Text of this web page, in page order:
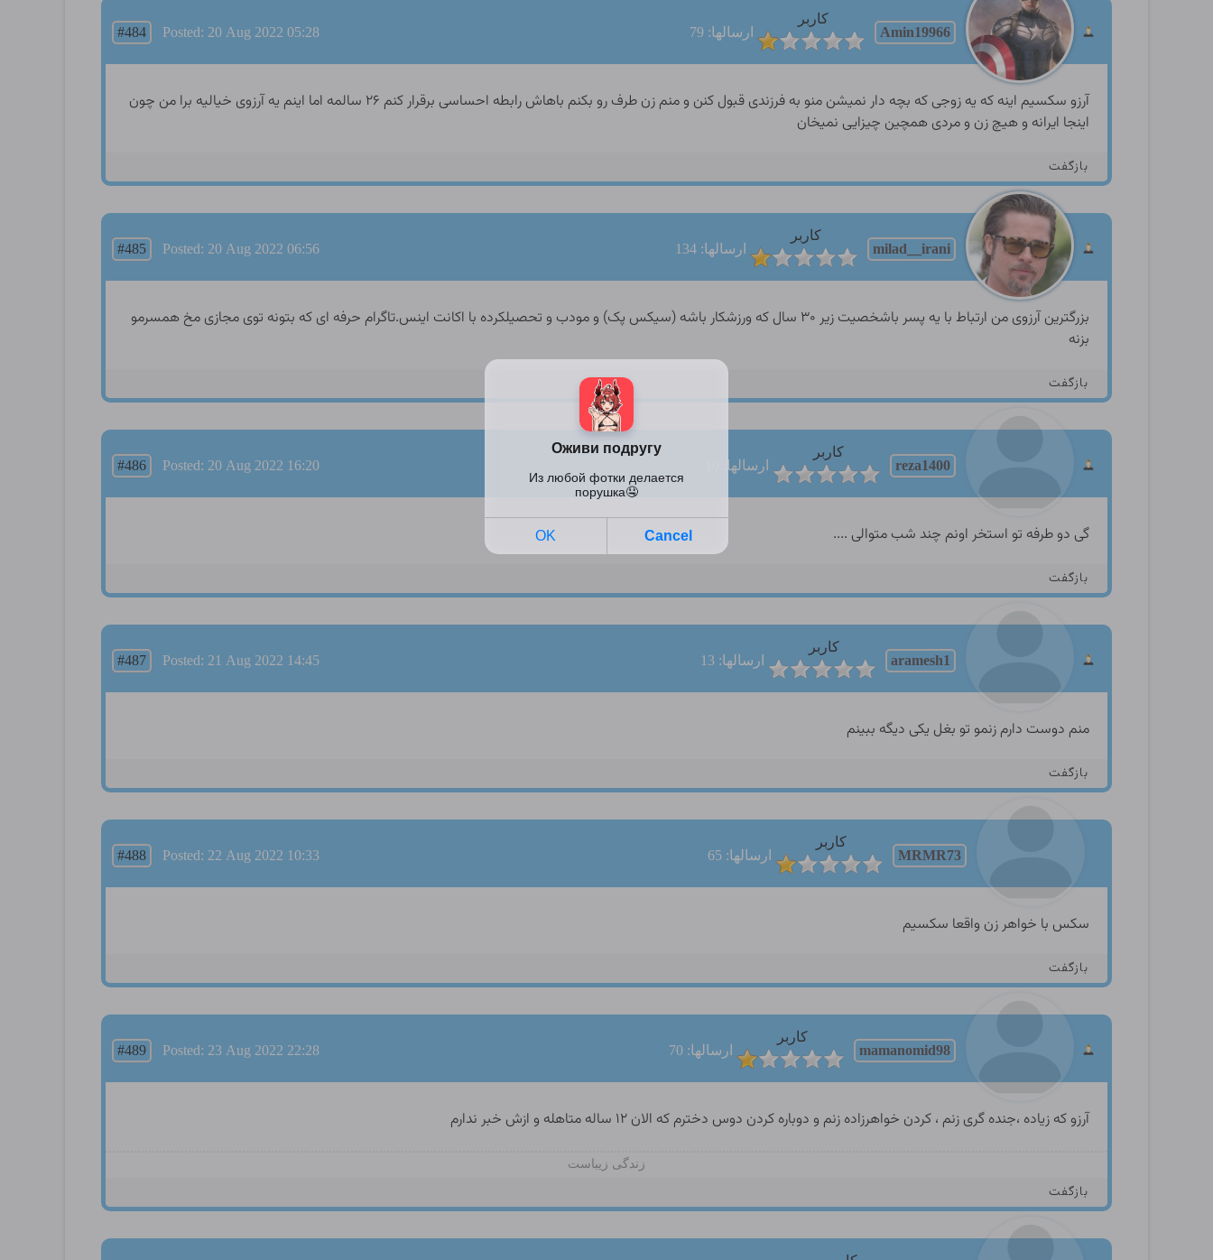
Amin19966
کاربر
ارسالها: 79
#484 Posted: 20 Aug 2022 05:28
آرزو سکسیم اینه که یه زوجی که بچه دار نمیشن منو به فرزندی قبول کنن و منم زن طرف رو بکنم باهاش رابطه احساسی برقرار کنم ۲۶ سالمه اما اینم یه آرزوی خیالیه برا من چون
اینجا ایرانه و هیچ زن و مردی همچین چیزایی نمیخان
بازگفت
milad__irani
کاربر
ارسالها: 134
#485 Posted: 20 Aug 2022 06:56
بزرگترین آرزوی من ارتباط با یه پسر باشخصیت زیر ۳۰ سال که ورزشکار باشه (سیکس پک) و مودب و تحصیلکرده با اکانت اینس.تاگرام حرفه ای که بتونه توی مجازی مخ همسرمو
بزنه
بازگفت
reza1400
کاربر
ارسالها: 10
#486 Posted: 20 Aug 2022 16:20
گی دو طرفه تو استخر اونم چند شب متوالی ....
بازگفت
aramesh1
کاربر
ارسالها: 13
#487 Posted: 21 Aug 2022 14:45
منم دوست دارم زنمو تو بغل یکی دیگه ببینم
بازگفت
MRMR73
کاربر
ارسالها: 65
#488 Posted: 22 Aug 2022 10:33
سکس با خواهر زن واقعا سکسیم
بازگفت
mamanomid98
کاربر
ارسالها: 70
#489 Posted: 23 Aug 2022 22:28
آرزو که زیاده ،جنده گری زنم ، کردن خواهرزاده زنم و دوباره کردن دوس دخترم که الان ۱۲ ساله متاهله و ازش خبر ندارم
زندگی زیباست
بازگفت